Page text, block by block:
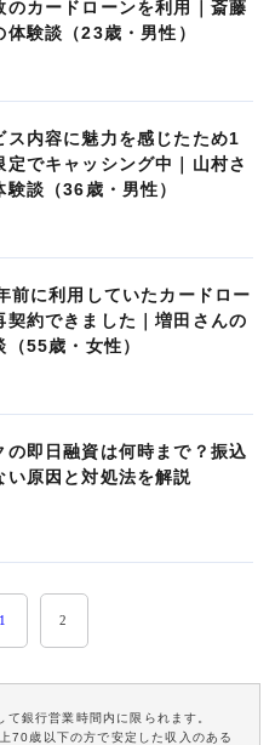
のカードローンを利用｜斎藤
体験談（23歳・男性）
ス内容に魅力を感じたため1
定でキャッシング中｜山村さ
験談（36歳・男性）
前に利用していたカードロー
契約できました｜増田さんの
（55歳・女性）
の即日融資は何時まで？振込
い原因と対処法を解説
1 2
銀行営業時間内に限られます。
70歳以下の方で安定した収入のある